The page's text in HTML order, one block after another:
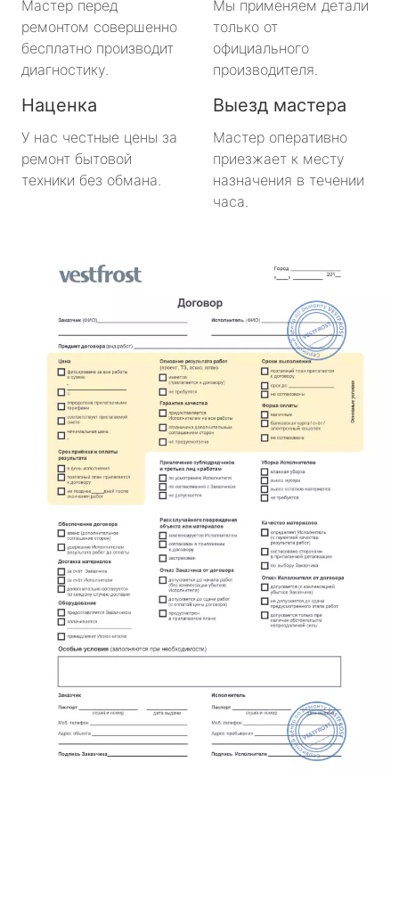
Мастер перед
ремонтом совершенно
бесплатно производит
диагностику.
Мы применяем детали
только от
официального
производителя.
Наценка
У нас честные цены за
ремонт бытовой
техники без обмана.
Выезд мастера
Мастер оперативно
приезжает к месту
назначения в течении
часа.